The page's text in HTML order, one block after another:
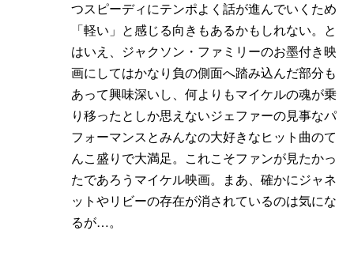
つスピーディにテンポよく話が進んでいくため
「軽い」と感じる向きもあるかもしれない。と
はいえ、ジャクソン・ファミリーのお墨付き映
画にしてはかなり負の側面へ踏み込んだ部分も
あって興味深いし、何よりもマイケルの魂が乗
り移ったとしか思えないジェファーの見事なパ
フォーマンスとみんなの大好きなヒット曲のて
んこ盛りで大満足。これこそファンが見たかっ
たであろうマイケル映画。まあ、確かにジャネ
ットやリビーの存在が消されているのは気にな
るが…。